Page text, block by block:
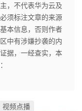
，不代表华为云及
须标注文章的来源
本信息，否则作者
中有涉嫌抄袭的内
据，一经查实，本
视频点播